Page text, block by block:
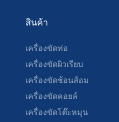
สินค้า
เครื่องขัดท่อ
เครื่องขัดผิวเรียบ
เครื่องขัดช้อนส้อม
เครื่องขัดคอยล์
เครื่องขัดโต๊ะหมุน